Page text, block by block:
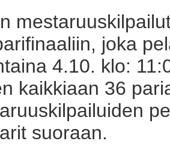
joka
4.10. klo:
kaikkiaan 36
suoraan.